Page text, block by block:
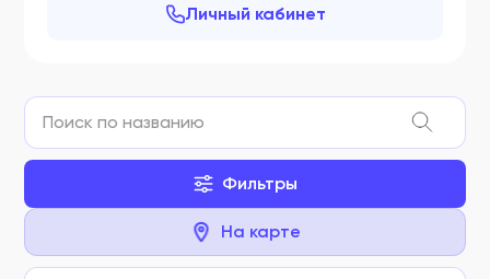
Личный кабинет
Фильтры
На карте